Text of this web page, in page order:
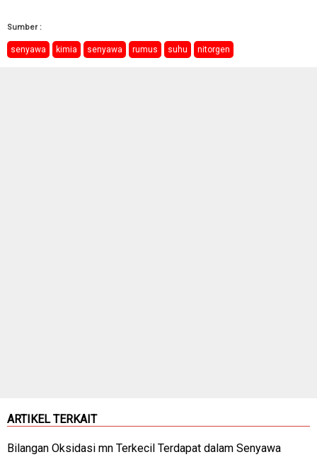
Sumber :
senyawa kimia senyawa rumus suhu nitorgen
ARTIKEL TERKAIT
Bilangan Oksidasi mn Terkecil Terdapat dalam Senyawa